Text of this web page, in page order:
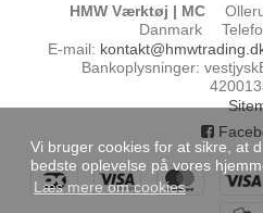
Vi bruger cookies for at sikre, at
bedste oplevelse på vores
Læs mere om cookies
HMW Værktøj | MC
Danmark
E-mail:
Bankoplysninger: